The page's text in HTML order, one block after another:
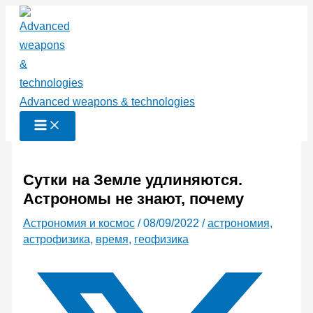
Перейти
содержимому
Advanced weapons & technologies
Сутки на Земле удлиняются.
Астрономы не знают, почему
Астрономия и космос/08/09/2022 /астрономия,
астрофизика, время, геофизика